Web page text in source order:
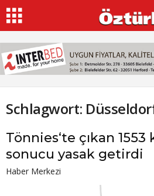
Schlagwort:
Tönnies‘te çıkan
sonucu yasak getirdi
Haber Merkezi